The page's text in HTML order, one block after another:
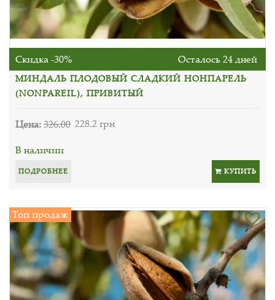
Скидка -30% Осталось 24 дней
МИНДАЛЬ ПЛОДОВЫЙ СЛАДКИЙ НОНПАРЕЛЬ
(NONPAREIL), ПРИВИТЫЙ
Цена:326.00 228.2 грн
В наличии
ПОДРОБНЕЕ КУПИТЬ
Топ продаж